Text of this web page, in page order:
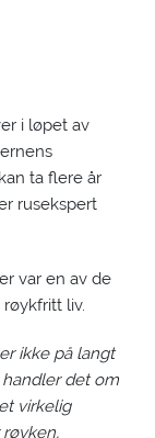
i løpet av
ta flere år
rusekspert
var en av de
liv.
ikke på langt
det om
virkelig